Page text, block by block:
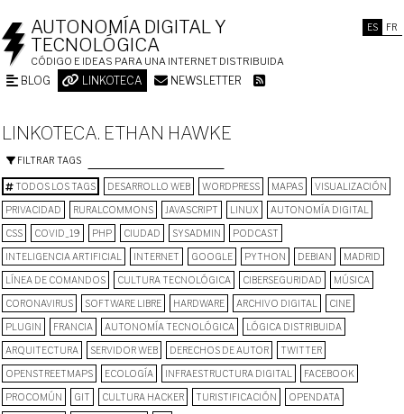
ES FR
AUTONOMÍA DIGITAL Y
TECNOLÓGICA
CÓDIGO E IDEAS PARA UNA INTERNET DISTRIBUIDA
BLOG LINKOTECA NEWSLETTER
LINKOTECA. ETHAN HAWKE
FILTRAR TAGS
TODOS LOS TAGS DESARROLLO WEB WORDPRESS MAPAS VISUALIZACIÓN
PRIVACIDAD RURALCOMMONS JAVASCRIPT LINUX AUTONOMÍA DIGITAL
CSS COVID_19 PHP CIUDAD SYSADMIN PODCAST
INTELIGENCIA ARTIFICIAL INTERNET GOOGLE PYTHON DEBIAN MADRID
LÍNEA DE COMANDOS CULTURA TECNOLÓGICA CIBERSEGURIDAD MÚSICA
CORONAVIRUS SOFTWARE LIBRE HARDWARE ARCHIVO DIGITAL CINE
PLUGIN FRANCIA AUTONOMÍA TECNOLÓGICA LÓGICA DISTRIBUIDA
ARQUITECTURA SERVIDOR WEB DERECHOS DE AUTOR TWITTER
OPENSTREETMAPS ECOLOGÍA INFRAESTRUCTURA DIGITAL FACEBOOK
PROCOMÚN GIT CULTURA HACKER TURISTIFICACIÓN OPENDATA